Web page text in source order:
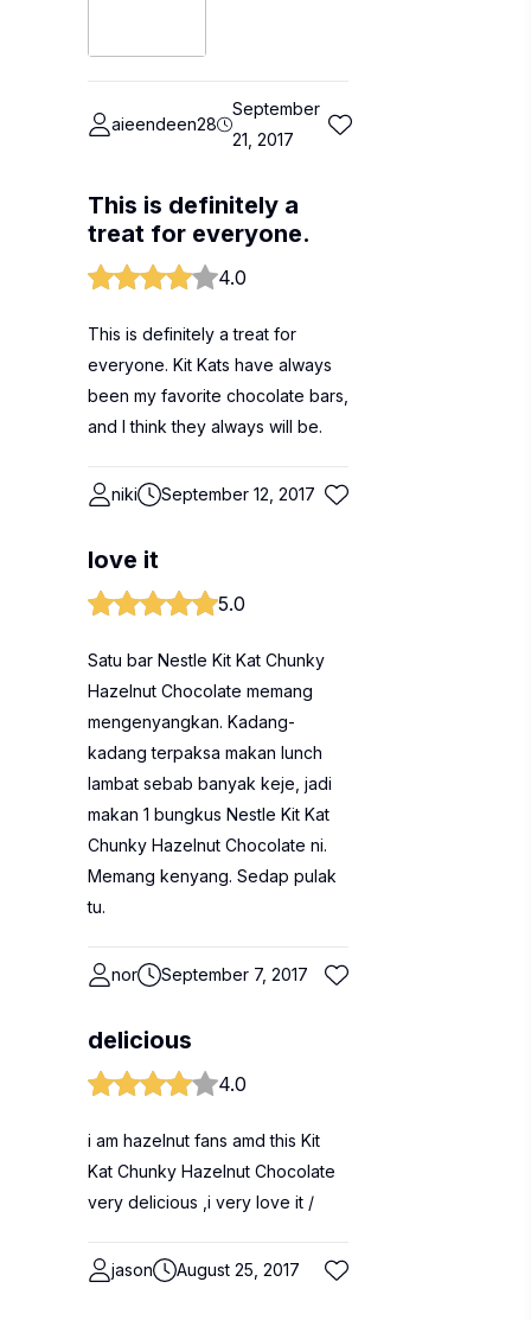
aieendeen28
September
21, 2017
This is definitely a
treat for everyone.
4.0
This is definitely a treat for
everyone. Kit Kats have always
been my favorite chocolate bars,
and I think they always will be.
niki September 12, 2017
love it
5.0
Satu bar Nestle Kit Kat Chunky
Hazelnut Chocolate memang
mengenyangkan. Kadang-
kadang terpaksa makan lunch
lambat sebab banyak keje, jadi
makan 1 bungkus Nestle Kit Kat
Chunky Hazelnut Chocolate ni.
Memang kenyang. Sedap pulak
tu.
nor September 7, 2017
delicious
4.0
i am hazelnut fans amd this Kit
Kat Chunky Hazelnut Chocolate
very delicious ,i very love it /
jason August 25, 2017